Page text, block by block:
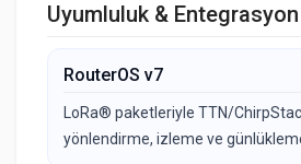
Uyumluluk & Entegrasyon
RouterOS v7
LoRa® paketleriyle TTN/
yönlendirme, izleme ve